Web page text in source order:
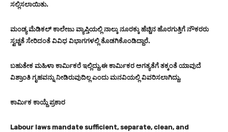
ಸಲ್ಲಿಸಲಾಯಿತು.
ಮಂಡ್ಯ ಮೆಡಿಕಲ್ ಕಾಲೇಜು ವ್ಯಾಪ್ತಿಯಲ್ಲಿ ನಾಲ್ಕು ನೂರಕ್ಕು ಹೆಚ್ಚಿನ ಹೊರಗುತ್ತಿಗೆ ನೌಕರರು
ಸ್ವಚ್ಚತೆ ಸೇರಿದಂತೆ ವಿವಿಧ ವಿಭಾಗಗಳಲ್ಲಿ ತೊಡಗಿಕೊಂಡಿದ್ದಾರೆ.
ಬಹುತೇಕ ಮಹಿಳಾ ಕಾರ್ಮಿಕರೆ ಇಲ್ಲಿದ್ದು.ಈ ಕಾರ್ಮಿಕರ ಅಗತ್ಯತೆಗೆ ತಕ್ಕಂತೆ ಯಾವುದೆ
ವಿಶ್ರಾಂತಿ ಗೃಹವನ್ನು ನೀಡಿರುವುದಿಲ್ಲ ಎಂದು ಮನವಿಯಲ್ಲಿ ವಿವರಿಸಲಾಗಿದ್ದು.
ಕಾರ್ಮಿಕ ಕಾಯ್ದೆ ಪ್ರಕಾರ
Labour laws mandate sufficient, separate, clean, and